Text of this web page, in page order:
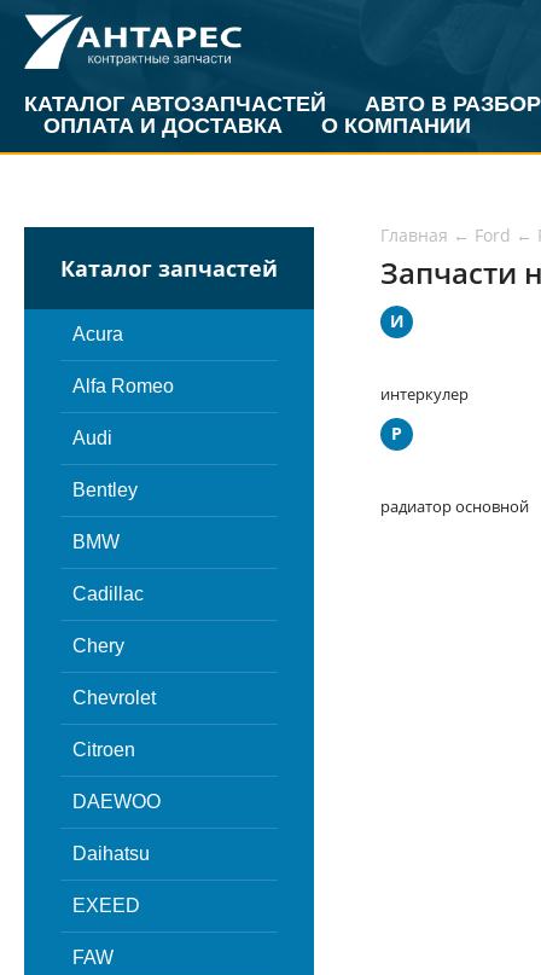
КАТАЛОГ АВТОЗАПЧАСТЕЙ
АВТО В РАЗБОР
ОПЛАТА И ДОСТАВКА
О КОМПАНИИ
Каталог запчастей
Acura
Alfa Romeo
Audi
Bentley
BMW
Cadillac
Chery
Chevrolet
Citroen
DAEWOO
Daihatsu
EXEED
FAW
Главная ← Ford ←
Запчасти
И
интеркулер
Р
радиатор основной